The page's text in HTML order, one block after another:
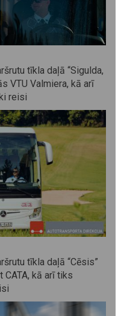
tīkla daļā “Sigulda,
VTU Valmiera, kā arī
reisi
tīkla daļā “Cēsis”
kā arī tiks